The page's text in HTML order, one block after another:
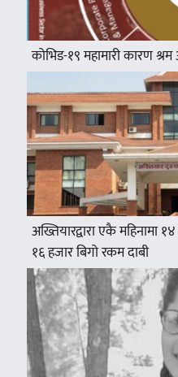
कोभिड-१९ महामारी कारण
अख्तियारद्वारा एकै महिनामा
१६ हजार बिगो रकम दाबी